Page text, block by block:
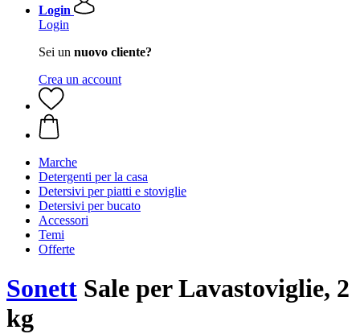
Login
Login
Sei un nuovo cliente?
Crea un account
Marche
Detergenti per la casa
Detersivi per piatti e stoviglie
Detersivi per bucato
Accessori
Temi
Offerte
Sonett Sale per Lavastoviglie, 2
kg